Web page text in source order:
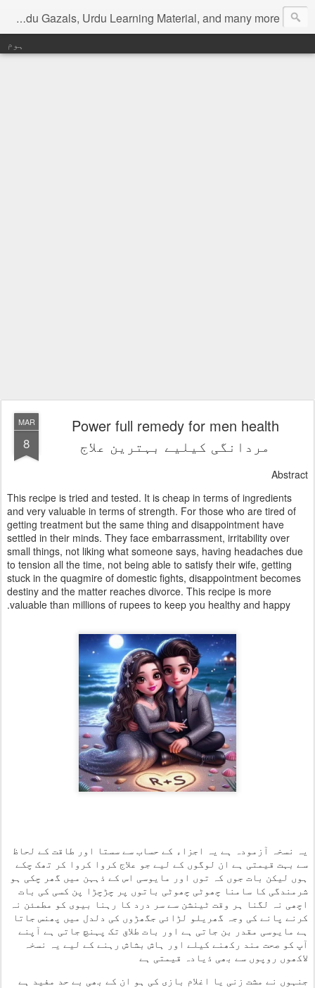
Digital Urdu Magazine to represent Urdu Literature, Urdu News, Health related materials, various function news of Urdu, Beauty tips, Kitchen tips, Urdu Poetry, Urdu Gazals, Urdu Learning Material, and many more.
ہوم
MAR
8
Power full remedy for men health
مردانگی کیلیے بہترین علاج
Abstract
This recipe is tried and tested. It is cheap in terms of ingredients
and very valuable in terms of strength. For those who are tired of
getting treatment but the same thing and disappointment have
settled in their minds. They face embarrassment, irritability over
small things, not liking what someone says, having headaches due
to tension all the time, not being able to satisfy their wife, getting
stuck in the quagmire of domestic fights, disappointment becomes
destiny and the matter reaches divorce. This recipe is more
valuable than millions of rupees to keep you healthy and happy.
یہ نسخہ آزمودہ ہے یہ اجزاء کے حساب سے سستا اور طاقت کے لحاظ
سے بہت قیمتی ہے ان لوگوں کے لیے جو علاج کروا کروا کر تھک چکے
ہوں لیکن بات جوں کہ توں اور مایوسی اس کے ذہہن میں گھر چکی ہو
شرمندگی کا سامنا چھوٹی چھوٹی باتوں پر چڑچڑا پن کسی کی بات
اچھی نہ لگنا ہر وقت ٹینشن سے سر درد کا رہنا بیوی کو مطمئن نہ
کرنے پانے کی وجہ گھریلو لڑائی جگھڑوں کی دلدل میں پھنس جاتا
ہے مایوسی مقدر بن جاتی ہے اور بات طلاق تک پہنچ جاتی ہے آپنے
آپ کو صحت مند رکھنے کیلے اور ہاش بشاش رہنے کے لیے یہ نسخہ
لاکھوں روپوں سے بھی ذیادہ قیمتی ہے
جنہوں نے مشت زنی یا اغلام بازی کی ہو ان کے بھی بے حد مفید ہے